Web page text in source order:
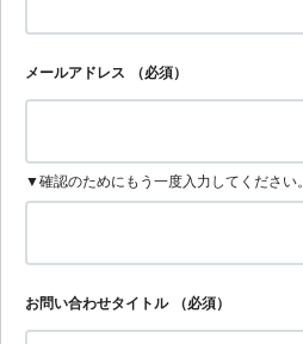
メールアドレス （必須）
▼確認のためにもう一度入力してください。
お問い合わせタイトル （必須）